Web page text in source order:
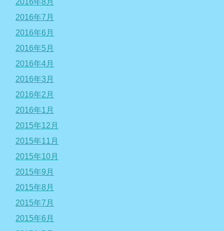
2016年8月
2016年7月
2016年6月
2016年5月
2016年4月
2016年3月
2016年2月
2016年1月
2015年12月
2015年11月
2015年10月
2015年9月
2015年8月
2015年7月
2015年6月